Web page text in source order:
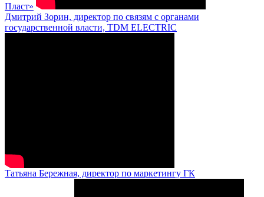
Пласт»
Дмитрий Зорин, директор по связям с органами
государственной власти, TDM ELECTRIC
Татьяна Бережная, директор по маркетингу ГК